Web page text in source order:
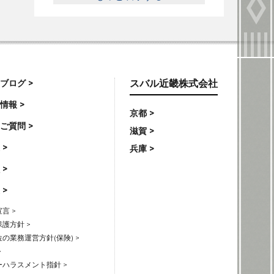
ログ >
報 >
質問 >
>
>
>
言 >
護方針 >
の業務運営方針(保険) >
ハラスメント指針 >
スバル近畿株式会社
京都 >
滋賀 >
兵庫 >